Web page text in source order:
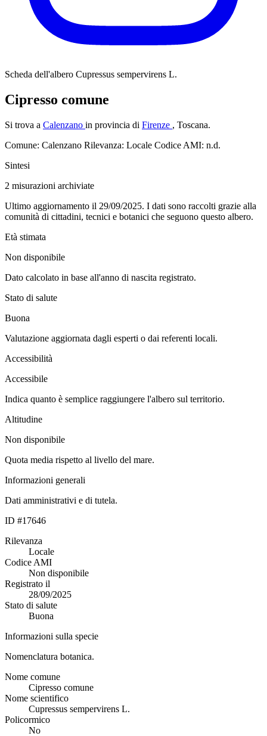
Scheda dell'albero Cupressus sempervirens L.
Cipresso comune
Si trova a Calenzano in provincia di Firenze , Toscana.
Comune: Calenzano Rilevanza: Locale Codice AMI: n.d.
Sintesi
2 misurazioni archiviate
Ultimo aggiornamento il 29/09/2025. I dati sono raccolti grazie alla
comunità di cittadini, tecnici e botanici che seguono questo albero.
Età stimata
Non disponibile
Dato calcolato in base all'anno di nascita registrato.
Stato di salute
Buona
Valutazione aggiornata dagli esperti o dai referenti locali.
Accessibilità
Accessibile
Indica quanto è semplice raggiungere l'albero sul territorio.
Altitudine
Non disponibile
Quota media rispetto al livello del mare.
Informazioni generali
Dati amministrativi e di tutela.
ID #17646
Rilevanza
Locale
Codice AMI
Non disponibile
Registrato il
28/09/2025
Stato di salute
Buona
Informazioni sulla specie
Nomenclatura botanica.
Nome comune
Cipresso comune
Nome scientifico
Cupressus sempervirens L.
Policormico
No